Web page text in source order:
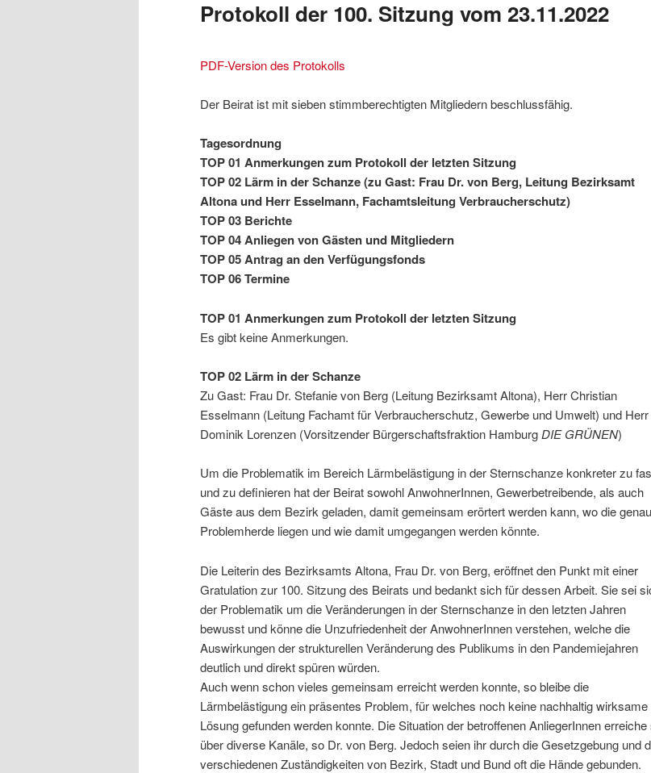
Protokoll der 100. Sitzung vom 23.11.2022
PDF-Version des Protokolls
Der Beirat ist mit sieben stimmberechtigten Mitgliedern beschlussfähig.
Tagesordnung
TOP 01 Anmerkungen zum Protokoll der letzten Sitzung
TOP 02 Lärm in der Schanze (zu Gast: Frau Dr. von Berg, Leitung Bezirksamt
Altona und Herr Esselmann, Fachamtsleitung Verbraucherschutz)
TOP 03 Berichte
TOP 04 Anliegen von Gästen und Mitgliedern
TOP 05 Antrag an den Verfügungsfonds
TOP 06 Termine
TOP 01 Anmerkungen zum Protokoll der letzten Sitzung
Es gibt keine Anmerkungen.
TOP 02 Lärm in der Schanze
Zu Gast: Frau Dr. Stefanie von Berg (Leitung Bezirksamt Altona), Herr Christian
Esselmann (Leitung Fachamt für Verbraucherschutz, Gewerbe und Umwelt) und Herr
Dominik Lorenzen (Vorsitzender Bürgerschaftsfraktion Hamburg DIE GRÜNEN)
Um die Problematik im Bereich Lärmbelästigung in der Sternschanze konkreter zu
und zu definieren hat der Beirat sowohl AnwohnerInnen, Gewerbetreibende, als auch
Gäste aus dem Bezirk geladen, damit gemeinsam erörtert werden kann, wo die
Problemherde liegen und wie damit umgegangen werden könnte.
Die Leiterin des Bezirksamts Altona, Frau Dr. von Berg, eröffnet den Punkt mit einer
Gratulation zur 100. Sitzung des Beirats und bedankt sich für dessen Arbeit. Sie sei
der Problematik um die Veränderungen in der Sternschanze in den letzten Jahren
bewusst und könne die Unzufriedenheit der AnwohnerInnen verstehen, welche die
Auswirkungen der strukturellen Veränderung des Publikums in den Pandemiejahren
deutlich und direkt spüren würden.
Auch wenn schon vieles gemeinsam erreicht werden konnte, so bleibe die
Lärmbelästigung ein präsentes Problem, für welches noch keine nachhaltig wirksame
Lösung gefunden werden konnte. Die Situation der betroffenen AnliegerInnen erreiche
über diverse Kanäle, so Dr. von Berg. Jedoch seien ihr durch die Gesetzgebung und
verschiedenen Zuständigkeiten von Bezirk, Stadt und Bund oft die Hände gebunden.